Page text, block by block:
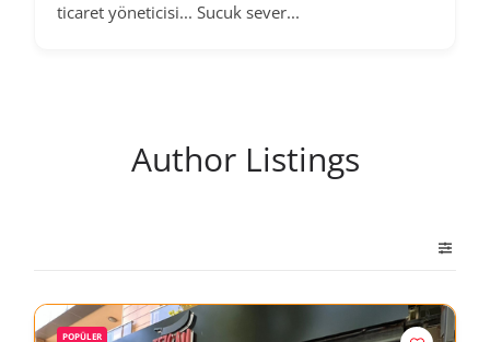
ticaret yöneticisi... Sucuk sever...
Author Listings
POPÜLER